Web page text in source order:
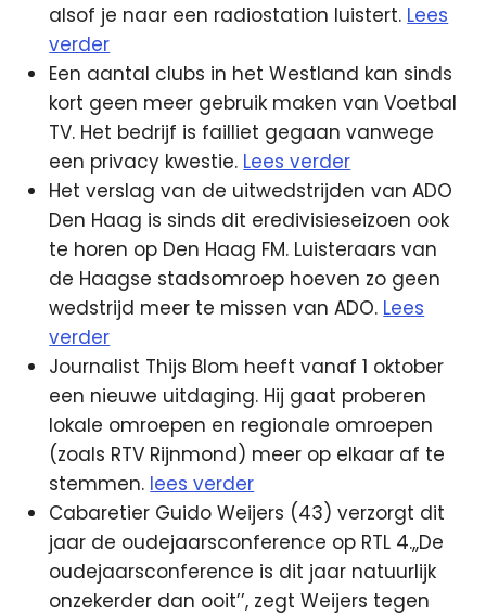
alsof je naar een radiostation luistert. Lees
verder
Een aantal clubs in het Westland kan sinds
kort geen meer gebruik maken van Voetbal
TV. Het bedrijf is failliet gegaan vanwege
een privacy kwestie. Lees verder
Het verslag van de uitwedstrijden van ADO
Den Haag is sinds dit eredivisieseizoen ook
te horen op Den Haag FM. Luisteraars van
de Haagse stadsomroep hoeven zo geen
wedstrijd meer te missen van ADO. Lees
verder
Journalist Thijs Blom heeft vanaf 1 oktober
een nieuwe uitdaging. Hij gaat proberen
lokale omroepen en regionale omroepen
(zoals RTV Rijnmond) meer op elkaar af te
stemmen. lees verder
Cabaretier Guido Weijers (43) verzorgt dit
jaar de oudejaarsconference op RTL 4.,,De
oudejaarsconference is dit jaar natuurlijk
onzekerder dan ooit’’, zegt Weijers tegen